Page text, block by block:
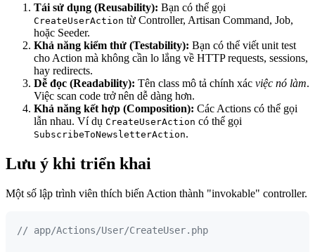
Tái sử dụng (Reusability): Bạn có thể gọi
CreateUserAction từ Controller, Artisan Command, Job,
hoặc Seeder.
Khả năng kiểm thử (Testability): Bạn có thể viết unit test
cho Action mà không cần lo lắng về HTTP requests, sessions,
hay redirects.
Dễ đọc (Readability): Tên class mô tả chính xác việc nó làm.
Việc scan code trở nên dễ dàng hơn.
Khả năng kết hợp (Composition): Các Actions có thể gọi
lẫn nhau. Ví dụ CreateUserAction có thể gọi
SubscribeToNewsletterAction.
Lưu ý khi triển khai
Một số lập trình viên thích biến Action thành "invokable" controller.
// app/Actions/User/CreateUser.php